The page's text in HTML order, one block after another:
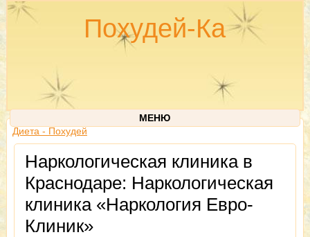
Похудей-Ка
МЕНЮ
Диета - Похудей
Наркологическая клиника в
Краснодаре: Наркологическая
клиника «Наркология Евро-
Клиник»